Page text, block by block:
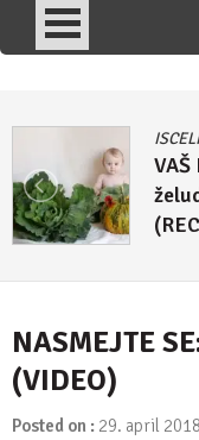
lek
NASMEJTE
(VIDEO)
Posted on : 29. april